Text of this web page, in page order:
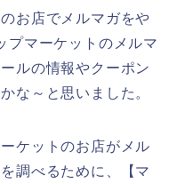
お店でメルマガをや
プマーケットのメルマ
ルの情報やクーポン
な～と思いました。
ケットのお店がメル
調べるために、【マ